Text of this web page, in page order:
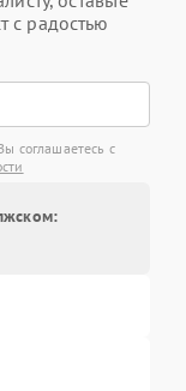
с радостью
соглашаетесь с